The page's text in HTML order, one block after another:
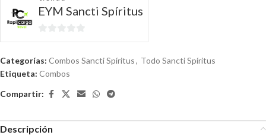
EYM Sancti Spíritus
0
Categorías: Combos Sancti Spíritus, Todo Sancti Spíritus
Etiqueta: Combos
Compartir:
Descripción